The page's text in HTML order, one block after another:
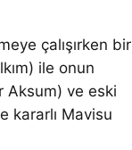
çalışırken bir
ile onun
Aksum) ve eski
kararlı Mavisu